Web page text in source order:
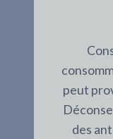
peut
des